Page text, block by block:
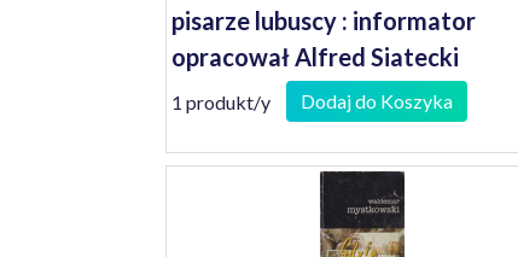
pisarze lubuscy : informator
opracował Alfred Siatecki
1 produkt/y Dodaj do Koszyka